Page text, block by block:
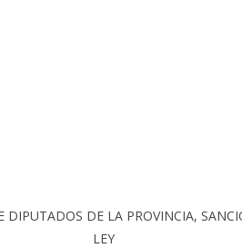
DIPUTADOS DE LA PROVINCIA,
LEY